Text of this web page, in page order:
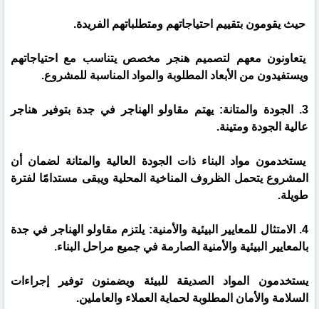
حيث يقومون بتقييم احتياجاتهم ومتطلباتهم الفريدة.
يتعاونون معهم لتصميم هنجر مخصص يتناسب مع احتياجاتهم
ويستفيدون من الأبعاد المطلوبة والمواد المناسبة للمشروع.
3. الجودة والمتانة: يهتم مقاولو الهناجر في جدة بتوفير هناجر
عالية الجودة ومتينة.
يستخدمون مواد البناء ذات الجودة العالية والمتانة لضمان أن
المشروع يتحمل الظروف المناخية المحلية ويبقى مستدامًا لفترة
طويلة.
4. الامتثال للمعايير البيئية والأمنية: يلتزم مقاولو الهناجر في جدة
بالمعايير البيئية والأمنية الصارمة في جميع مراحل البناء.
يستخدمون المواد الصديقة للبيئة ويضمنون توفير إجراءات
السلامة والأمان المطلوبة لحماية العملاء والعاملين.